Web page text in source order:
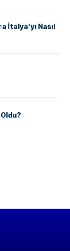
İtalya’yı Nasıl